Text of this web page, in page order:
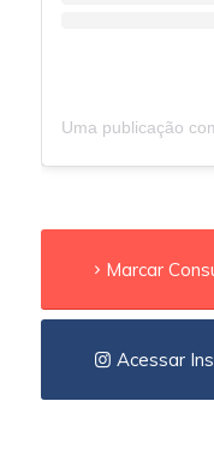
Marcar
Acessar